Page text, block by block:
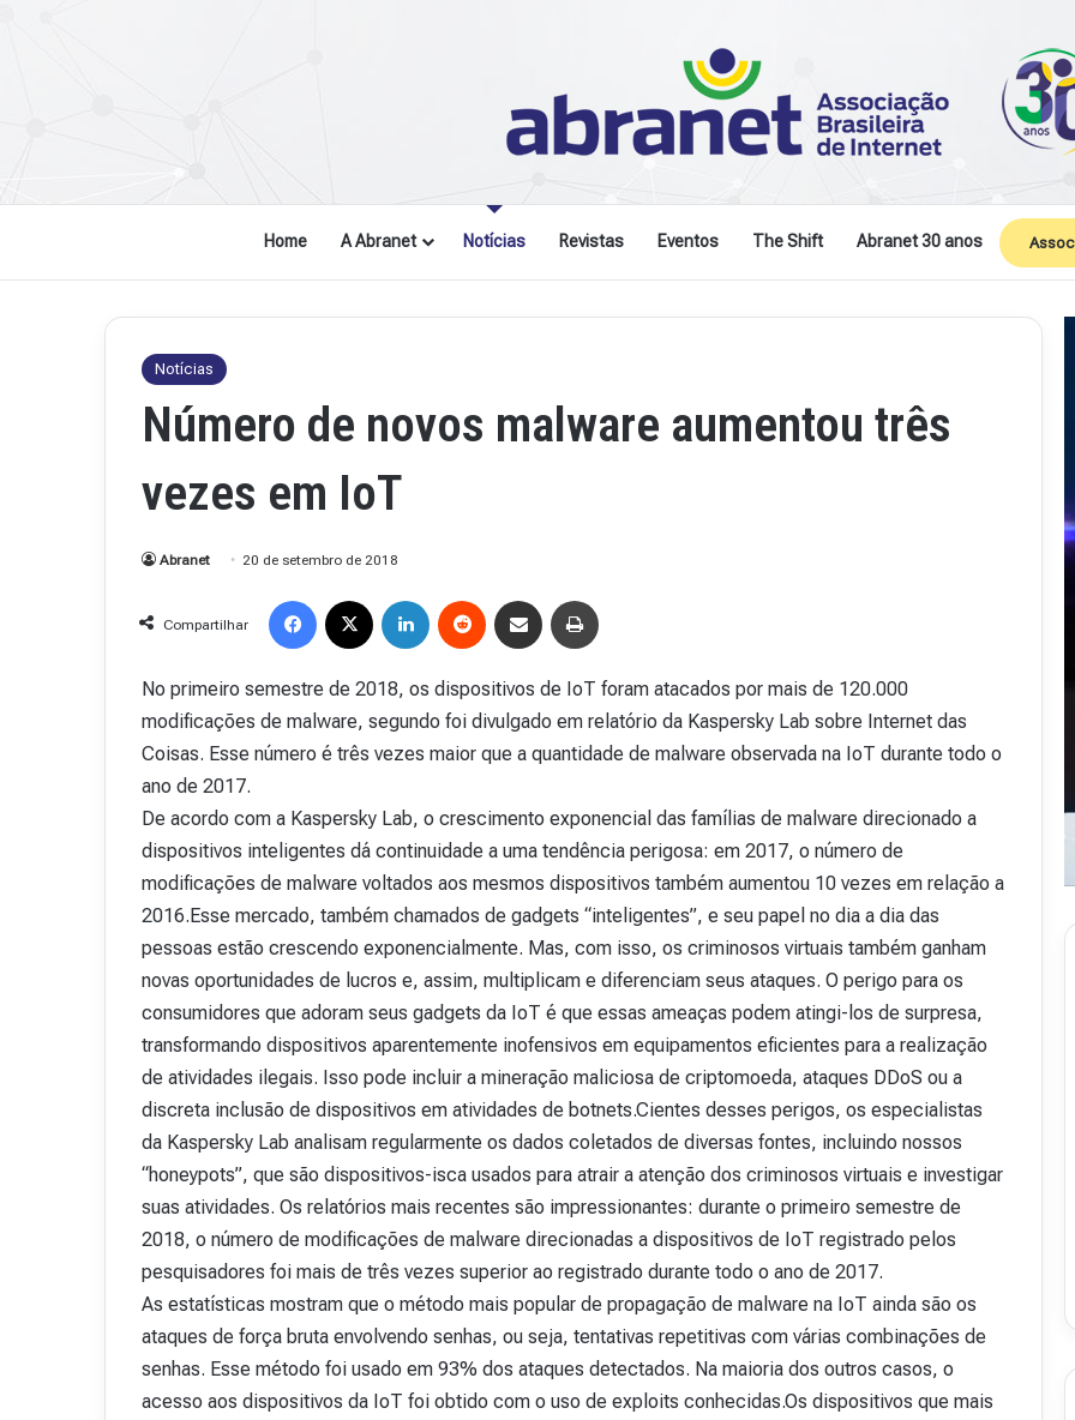
Home A Abranet Notícias Revistas Eventos The Shift Abranet 30 anos
Notícias
Número de novos malware aumentou três
vezes em IoT
Abranet 20 de setembro de 2018
Compartilhar
No primeiro semestre de 2018, os dispositivos de IoT foram atacados por mais de 120.000
modificações de malware, segundo foi divulgado em relatório da Kaspersky Lab sobre Internet das
Coisas. Esse número é três vezes maior que a quantidade de malware observada na IoT durante todo o
ano de 2017.
De acordo com a Kaspersky Lab, o crescimento exponencial das famílias de malware direcionado a
dispositivos inteligentes dá continuidade a uma tendência perigosa: em 2017, o número de
modificações de malware voltados aos mesmos dispositivos também aumentou 10 vezes em relação a
2016.Esse mercado, também chamados de gadgets “inteligentes”, e seu papel no dia a dia das
pessoas estão crescendo exponencialmente. Mas, com isso, os criminosos virtuais também ganham
novas oportunidades de lucros e, assim, multiplicam e diferenciam seus ataques. O perigo para os
consumidores que adoram seus gadgets da IoT é que essas ameaças podem atingi-los de surpresa,
transformando dispositivos aparentemente inofensivos em equipamentos eficientes para a realização
de atividades ilegais. Isso pode incluir a mineração maliciosa de criptomoeda, ataques DDoS ou a
discreta inclusão de dispositivos em atividades de botnets.Cientes desses perigos, os especialistas
da Kaspersky Lab analisam regularmente os dados coletados de diversas fontes, incluindo nossos
“honeypots”, que são dispositivos-isca usados para atrair a atenção dos criminosos virtuais e investigar
suas atividades. Os relatórios mais recentes são impressionantes: durante o primeiro semestre de
2018, o número de modificações de malware direcionadas a dispositivos de IoT registrado pelos
pesquisadores foi mais de três vezes superior ao registrado durante todo o ano de 2017.
As estatísticas mostram que o método mais popular de propagação de malware na IoT ainda são os
ataques de força bruta envolvendo senhas, ou seja, tentativas repetitivas com várias combinações de
senhas. Esse método foi usado em 93% dos ataques detectados. Na maioria dos outros casos, o
acesso aos dispositivos da IoT foi obtido com o uso de exploits conhecidas.Os dispositivos que mais
R
v
i
s
t
A
b
r
e
t
.
15 de outubro de 2025
Revista Abranet . 48
R
i
s
t
A
b
r
e
t
.
16 de julho de 2026
Revista Abranet . 50